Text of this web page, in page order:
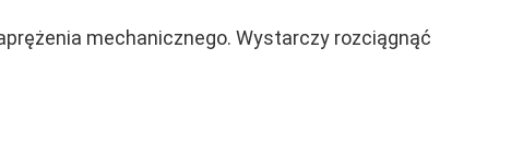
mechanicznego. Wystarczy rozciągnąć